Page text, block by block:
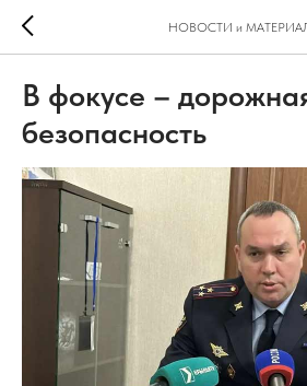
НОВОСТИ и
В фокусе –
безопасность